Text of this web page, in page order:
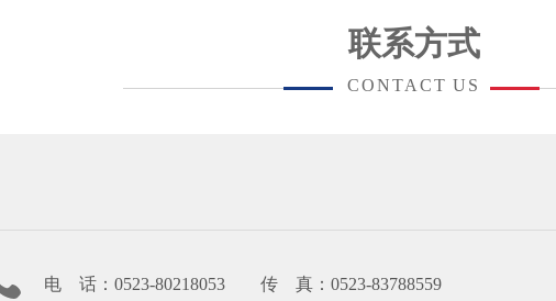
联系方式
CONTACT US
电 话：0523-80218053 传 真：0523-83788559